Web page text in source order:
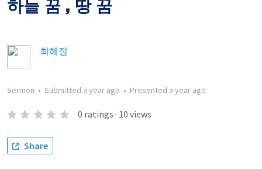
하늘 꿈 , 땅 꿈
최혜정
Sermon • Submitted a year ago • Presented a year ago
0 ratings · 10 views
Share